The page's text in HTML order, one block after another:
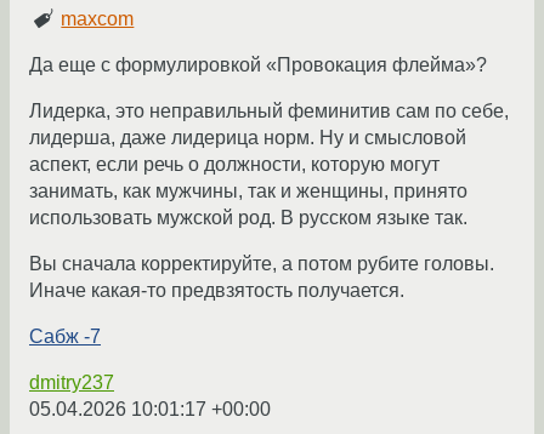
maxcom
Да еще с формулировкой «Провокация флейма»?
Лидерка, это неправильный феминитив сам по себе,
лидерша, даже лидерица норм. Ну и смысловой
аспект, если речь о должности, которую могут
занимать, как мужчины, так и женщины, принято
использовать мужской род. В русском языке так.
Вы сначала корректируйте, а потом рубите головы.
Иначе какая-то предвзятость получается.
Сабж -7
dmitry237
05.04.2026 10:01:17 +00:00